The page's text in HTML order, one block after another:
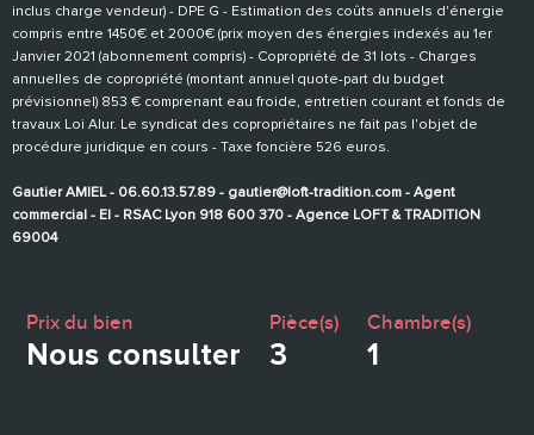
inclus charge vendeur) - DPE G - Estimation des coûts annuels d'énergie
compris entre 1450€ et 2000€ (prix moyen des énergies indexés au 1er
Janvier 2021 (abonnement compris) - Copropriété de 31 lots - Charges
annuelles de copropriété (montant annuel quote-part du budget
prévisionnel) 853 € comprenant eau froide, entretien courant et fonds de
travaux Loi Alur. Le syndicat des copropriétaires ne fait pas l'objet de
procédure juridique en cours - Taxe foncière 526 euros.
Gautier AMIEL - 06.60.13.57.89 - gautier@loft-tradition.com - Agent
commercial - EI - RSAC Lyon 918 600 370 - Agence LOFT & TRADITION
69004
Prix du bien
Nous consulter
Pièce(s)
3
Chambre(s)
1